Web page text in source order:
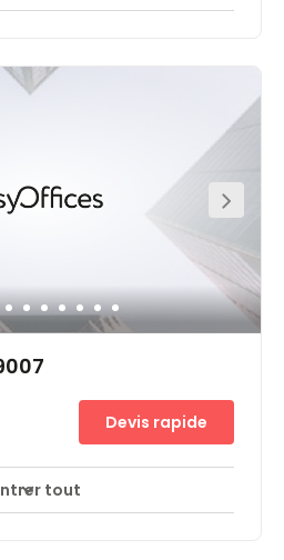
a un bon accès à la station de
15 minutes à pied de la
Centre-ville
Devis rapide
tout